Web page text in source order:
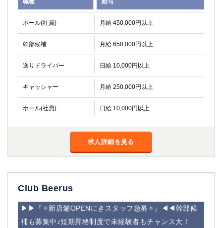
職種 給与
ホール(社員) 月給 450,000円以上
幹部候補 月給 650,000円以上
送りドライバー 日給 10,000円以上
キャッシャー 月給 250,000円以上
ホール(社員) 日給 10,000円以上
求人詳細を見る
Club Beerus
▶▶『✧新店舗OPENにきスタッフ急募✧』◀◀幹部候
補も募集中♪短期昇格制度で未経験者もチャンス大！
高崎 館林
該当求人 選択した内容で設定